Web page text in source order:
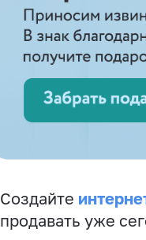
Создайте
продавать уже